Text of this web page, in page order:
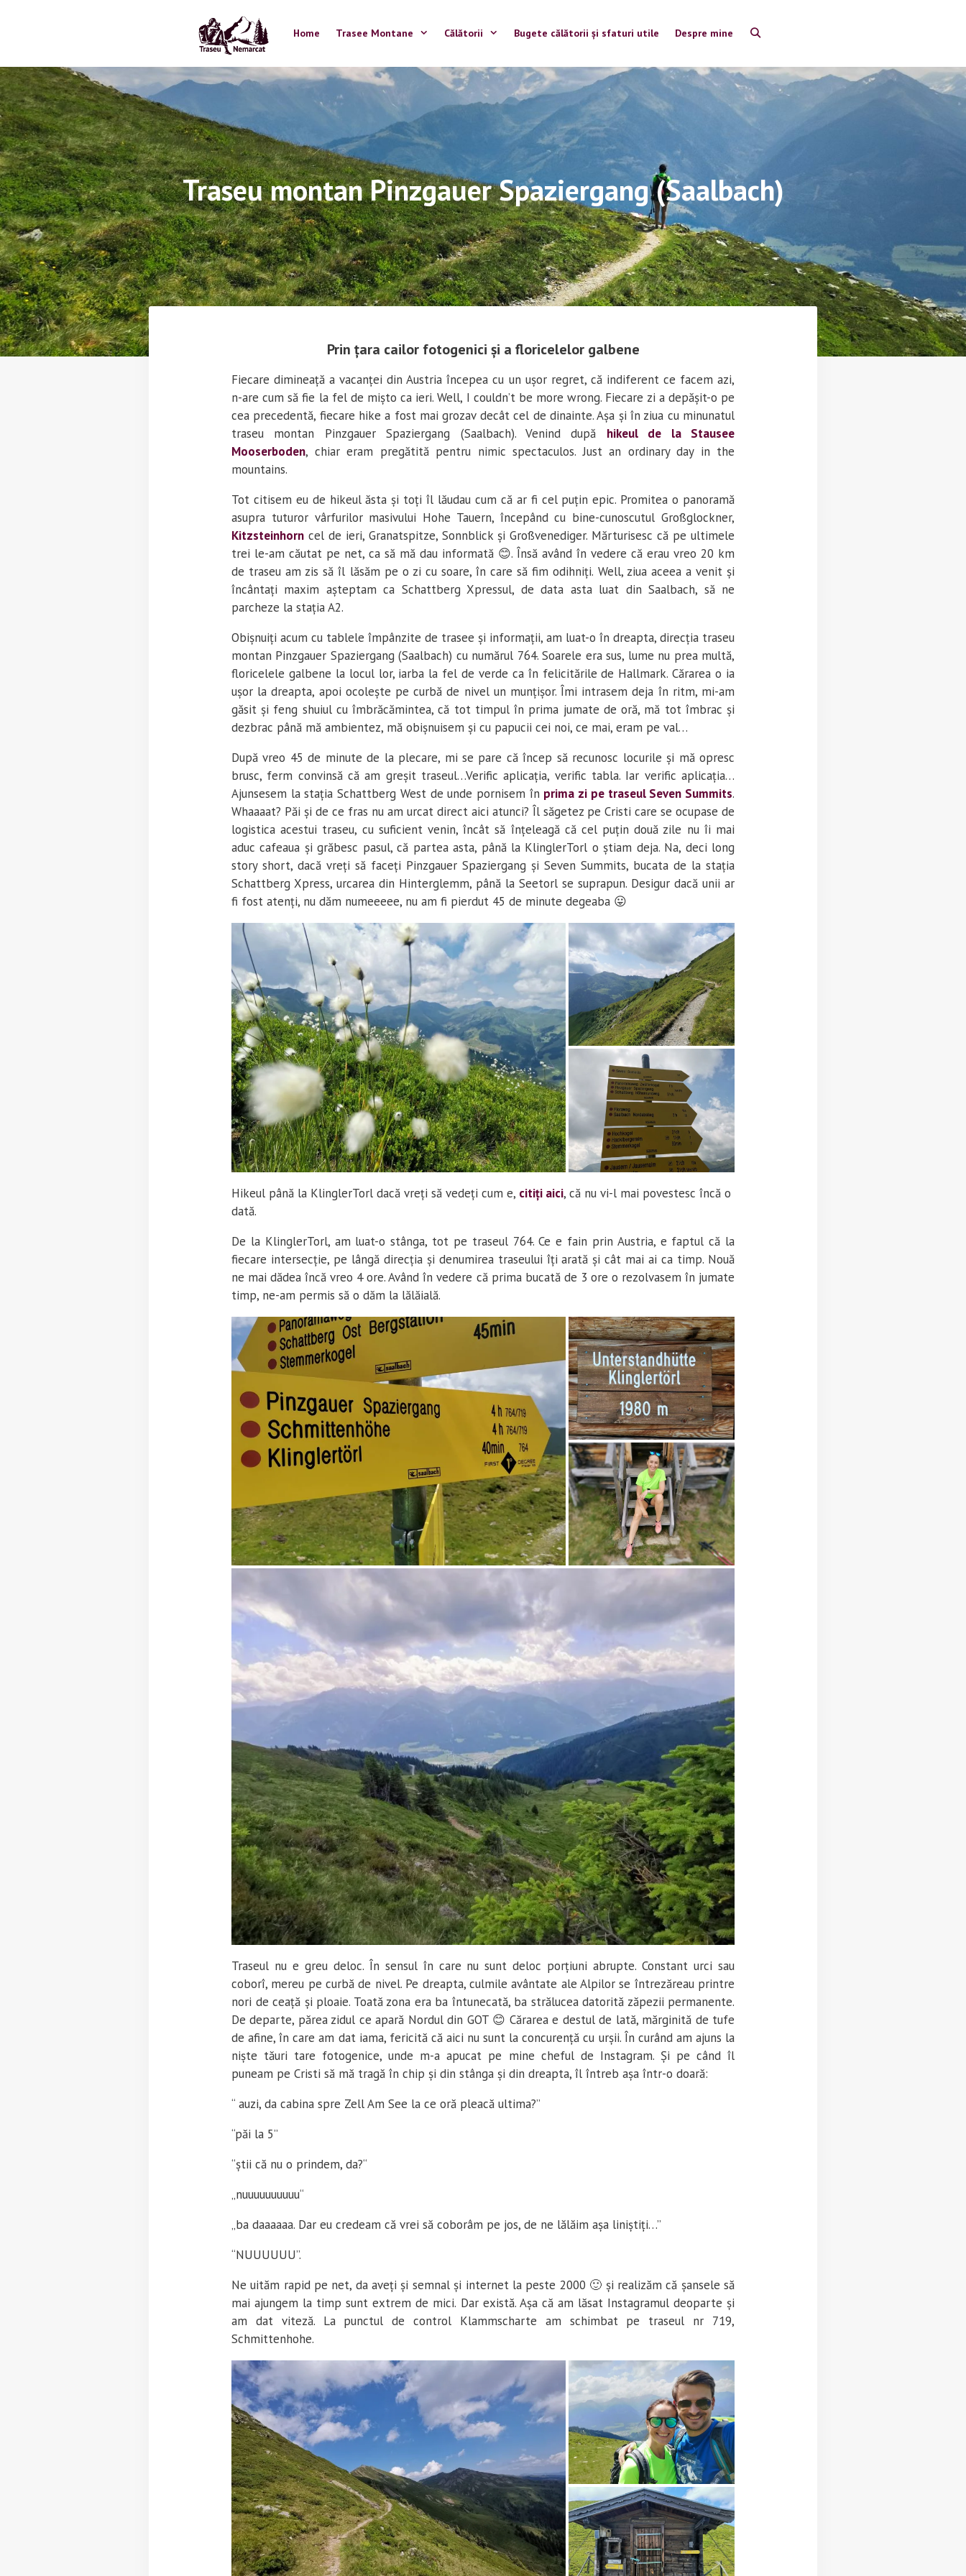
Home Trasee Montane Călătorii Bugete călătorii și sfaturi utile Despre mine
Traseu montan Pinzgauer Spaziergang (Saalbach)
Prin țara cailor fotogenici și a floricelelor galbene
Fiecare dimineață a vacanței din Austria începea cu un ușor regret, că indiferent ce facem azi,
n-are cum să fie la fel de mișto ca ieri. Well, I couldn’t be more wrong. Fiecare zi a depășit-o pe
cea precedentă, fiecare hike a fost mai grozav decât cel de dinainte. Așa și în ziua cu minunatul
traseu montan Pinzgauer Spaziergang (Saalbach). Venind după hikeul de la Stausee
Mooserboden, chiar eram pregătită pentru nimic spectaculos. Just an ordinary day in the
mountains.
Tot citisem eu de hikeul ăsta și toți îl lăudau cum că ar fi cel puțin epic. Promitea o panoramă
asupra tuturor vârfurilor masivului Hohe Tauern, începând cu bine-cunoscutul Großglockner,
Kitzsteinhorn cel de ieri, Granatspitze, Sonnblick și Großvenediger. Mărturisesc că pe ultimele
trei le-am căutat pe net, ca să mă dau informată 😊. Însă având în vedere că erau vreo 20 km
de traseu am zis să îl lăsăm pe o zi cu soare, în care să fim odihniți. Well, ziua aceea a venit și
încântați maxim așteptam ca Schattberg Xpressul, de data asta luat din Saalbach, să ne
parcheze la stația A2.
Obișnuiți acum cu tablele împânzite de trasee și informații, am luat-o în dreapta, direcția traseu
montan Pinzgauer Spaziergang (Saalbach) cu numărul 764. Soarele era sus, lume nu prea multă,
floricelele galbene la locul lor, iarba la fel de verde ca în felicitările de Hallmark. Cărarea o ia
ușor la dreapta, apoi ocolește pe curbă de nivel un munțișor. Îmi intrasem deja în ritm, mi-am
găsit și feng shuiul cu îmbrăcămintea, că tot timpul în prima jumate de oră, mă tot îmbrac și
dezbrac până mă ambientez, mă obișnuisem și cu papucii cei noi, ce mai, eram pe val…
După vreo 45 de minute de la plecare, mi se pare că încep să recunosc locurile și mă opresc
brusc, ferm convinsă că am greșit traseul…Verific aplicația, verific tabla. Iar verific aplicația…
Ajunsesem la stația Schattberg West de unde pornisem în prima zi pe traseul Seven Summits.
Whaaaat? Păi și de ce fras nu am urcat direct aici atunci? Îl săgetez pe Cristi care se ocupase de
logistica acestui traseu, cu suficient venin, încât să înțeleagă că cel puțin două zile nu îi mai
aduc cafeaua și grăbesc pasul, că partea asta, până la KlinglerTorl o știam deja. Na, deci long
story short, dacă vreți să faceți Pinzgauer Spaziergang și Seven Summits, bucata de la stația
Schattberg Xpress, urcarea din Hinterglemm, până la Seetorl se suprapun. Desigur dacă unii ar
fi fost atenți, nu dăm numeeeee, nu am fi pierdut 45 de minute degeaba 😛
Hikeul până la KlinglerTorl dacă vreți să vedeți cum e, citiți aici, că nu vi-l mai povestesc încă o
dată.
De la KlinglerTorl, am luat-o stânga, tot pe traseul 764. Ce e fain prin Austria, e faptul că la
fiecare intersecție, pe lângă direcția și denumirea traseului îți arată și cât mai ai ca timp. Nouă
ne mai dădea încă vreo 4 ore. Având în vedere că prima bucată de 3 ore o rezolvasem în jumate
timp, ne-am permis să o dăm la lălăială.
Traseul nu e greu deloc. În sensul în care nu sunt deloc porțiuni abrupte. Constant urci sau
coborî, mereu pe curbă de nivel. Pe dreapta, culmile avântate ale Alpilor se întrezăreau printre
nori de ceață și ploaie. Toată zona era ba întunecată, ba strălucea datorită zăpezii permanente.
De departe, părea zidul ce apară Nordul din GOT 😊 Cărarea e destul de lată, mărginită de tufe
de afine, în care am dat iama, fericită că aici nu sunt la concurență cu urșii. În curând am ajuns la
niște tăuri tare fotogenice, unde m-a apucat pe mine cheful de Instagram. Și pe când îl
puneam pe Cristi să mă tragă în chip și din stânga și din dreapta, îl întreb așa într-o doară:
“ auzi, da cabina spre Zell Am See la ce oră pleacă ultima?”
“păi la 5”
“știi că nu o prindem, da?“
„nuuuuuuuuuu“
„ba daaaaaa. Dar eu credeam că vrei să coborâm pe jos, de ne lălăim așa liniștiți…”
“NUUUUUU”.
Ne uităm rapid pe net, da aveți și semnal și internet la peste 2000 🙂 și realizăm că șansele să
mai ajungem la timp sunt extrem de mici. Dar există. Așa că am lăsat Instagramul deoparte și
am dat viteză. La punctul de control Klammscharte am schimbat pe traseul nr 719,
Schmittenhohe.